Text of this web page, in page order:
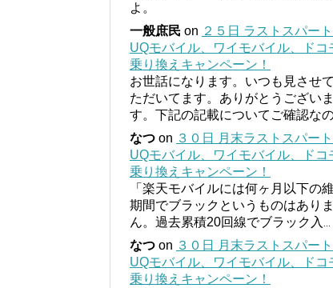
よ。
一般庶民 on ２５日 ラストスパート
UQモバイル、ワイモバイル、ドコ
乗り換えキャンペーン！
お世話になります。いつも見させ
ただいてます。ありがとうございま
す。下記の記載についてご確認な
なつ on ３０日 月末ラストスパート
UQモバイル、ワイモバイル、ドコ
乗り換えキャンペーン！
「楽天モバイルには何ヶ月以下の
期間でブラックというものはあり
ん。過去累積20回線でブラック入
なつ on ３０日 月末ラストスパート
UQモバイル、ワイモバイル、ドコ
乗り換えキャンペーン！